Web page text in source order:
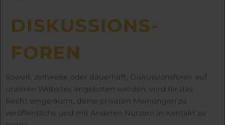
DISKUSS­IONS­
FOREN
Soweit, zeitweise oder dauerhaft, Diskussionsforen auf
unseren Websites angeboten werden, wird dir das
Recht eingeräumt, deine privaten Meinungen zu
veröffentliche und mit Anderen Nutzern in Kontakt zu